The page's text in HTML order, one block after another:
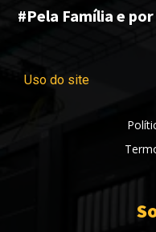
#Pela Família e por
Uso do site